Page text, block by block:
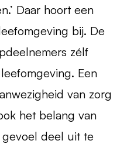
Daar hoort een
bij. De
zélf
Een
van zorg
het belang van
deel uit te